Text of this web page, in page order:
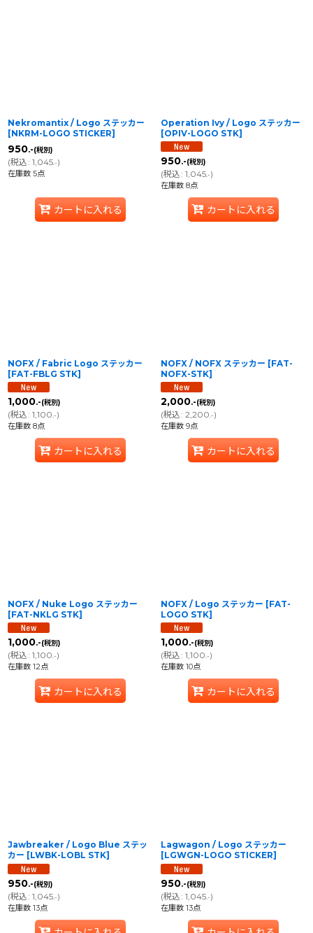
Nekromantix / Logo ステッカー
[NKRM-LOGO STICKER]
950.-(税別)
(税込: 1,045.-)
在庫数 5点
カートに入れる
Operation Ivy / Logo ステッカー
[OPIV-LOGO STK]
950.-(税別)
(税込: 1,045.-)
在庫数 8点
カートに入れる
NOFX / Fabric Logo ステッカー
[FAT-FBLG STK]
1,000.-(税別)
(税込: 1,100.-)
在庫数 8点
カートに入れる
NOFX / NOFX ステッカー [FAT-
NOFX-STK]
2,000.-(税別)
(税込: 2,200.-)
在庫数 9点
カートに入れる
NOFX / Nuke Logo ステッカー
[FAT-NKLG STK]
1,000.-(税別)
(税込: 1,100.-)
在庫数 12点
カートに入れる
NOFX / Logo ステッカー [FAT-
LOGO STK]
1,000.-(税別)
(税込: 1,100.-)
在庫数 10点
カートに入れる
Jawbreaker / Logo Blue ステッ
カー [LWBK-LOBL STK]
950.-(税別)
(税込: 1,045.-)
在庫数 13点
Lagwagon / Logo ステッカー
[LGWGN-LOGO STICKER]
950.-(税別)
(税込: 1,045.-)
在庫数 13点